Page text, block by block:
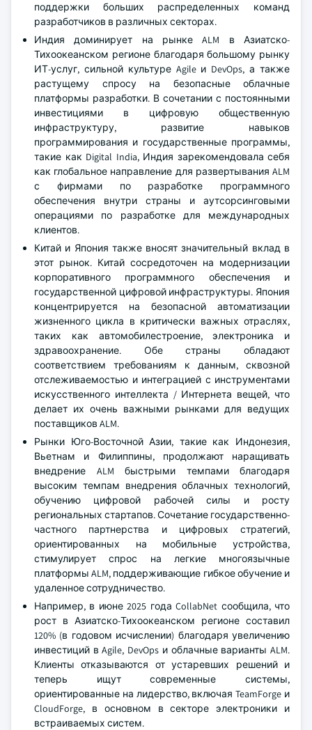
поддержки больших распределенных команд
разработчиков в различных секторах.
Индия доминирует на рынке ALM в Азиатско-
Тихоокеанском регионе благодаря большому рынку
ИТ-услуг, сильной культуре Agile и DevOps, а также
растущему спросу на безопасные облачные
платформы разработки. В сочетании с постоянными
инвестициями в цифровую общественную
инфраструктуру, развитие навыков
программирования и государственные программы,
такие как Digital India, Индия зарекомендовала себя
как глобальное направление для развертывания ALM
с фирмами по разработке программного
обеспечения внутри страны и аутсорсинговыми
операциями по разработке для международных
клиентов.
Китай и Япония также вносят значительный вклад в
этот рынок. Китай сосредоточен на модернизации
корпоративного программного обеспечения и
государственной цифровой инфраструктуры. Япония
концентрируется на безопасной автоматизации
жизненного цикла в критически важных отраслях,
таких как автомобилестроение, электроника и
здравоохранение. Обе страны обладают
соответствием требованиям к данным, сквозной
отслеживаемостью и интеграцией с инструментами
искусственного интеллекта / Интернета вещей, что
делает их очень важными рынками для ведущих
поставщиков ALM.
Рынки Юго-Восточной Азии, такие как Индонезия,
Вьетнам и Филиппины, продолжают наращивать
внедрение ALM быстрыми темпами благодаря
высоким темпам внедрения облачных технологий,
обучению цифровой рабочей силы и росту
региональных стартапов. Сочетание государственно-
частного партнерства и цифровых стратегий,
ориентированных на мобильные устройства,
стимулирует спрос на легкие многоязычные
платформы ALM, поддерживающие гибкое обучение и
удаленное сотрудничество.
Например, в июне 2025 года CollabNet сообщила, что
рост в Азиатско-Тихоокеанском регионе составил
120% (в годовом исчислении) благодаря увеличению
инвестиций в Agile, DevOps и облачные варианты ALM.
Клиенты отказываются от устаревших решений и
теперь ищут современные системы,
ориентированные на лидерство, включая TeamForge и
CloudForge, в основном в секторе электроники и
встраиваемых систем.